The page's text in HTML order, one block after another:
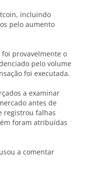
incluindo
pelo aumento
provavelmente o
pelo volume
foi executada.
a examinar
antes de
registrou falhas
foram atribuídas
a comentar